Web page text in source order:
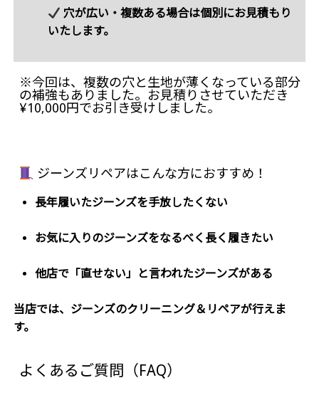
穴が広い・複数ある場合は個別にお見積もり
いたします。
※今回は、複数の穴と生地が薄くなっている部分
の補強もありました。お見積りさせていただき
¥10,000円でお引き受けしました。
ジーンズリペアはこんな方におすすめ！
長年履いたジーンズを手放したくない
お気に入りのジーンズをなるべく長く履きたい
他店で「直せない」と言われたジーンズがある
当店では、ジーンズのクリーニング＆リペアが行えま
す。
よくあるご質問（FAQ）